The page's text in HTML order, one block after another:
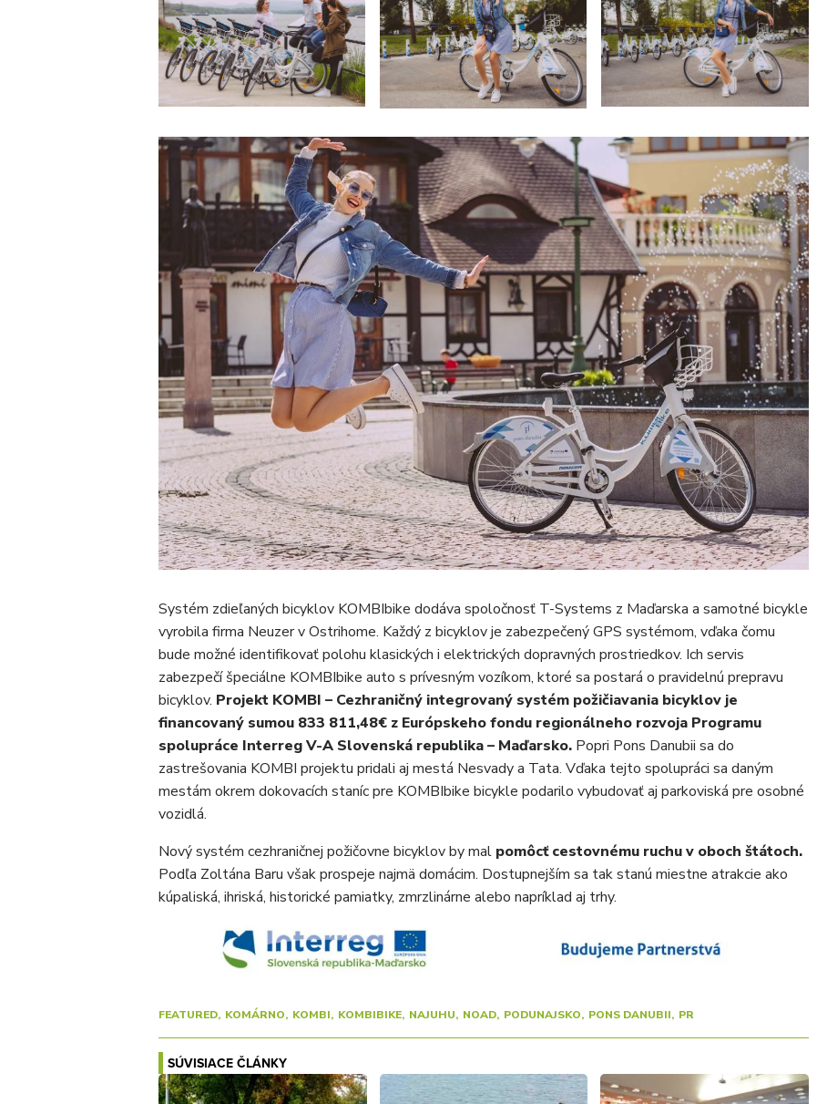
Systém zdieľaných bicyklov KOMBIbike dodáva spoločnosť T-Systems z Maďarska a samotné bicykle
vyrobila firma Neuzer v Ostrihome. Každý z bicyklov je zabezpečený GPS systémom, vďaka čomu
bude možné identifikovať polohu klasických i elektrických dopravných prostriedkov. Ich servis
zabezpečí špeciálne KOMBIbike auto s prívesným vozíkom, ktoré sa postará o pravidelnú prepravu
bicyklov. Projekt KOMBI – Cezhraničný integrovaný systém požičiavania bicyklov je
financovaný sumou 833 811,48€ z Európskeho fondu regionálneho rozvoja Programu
spolupráce Interreg V-A Slovenská republika – Maďarsko. Popri Pons Danubii sa do
zastrešovania KOMBI projektu pridali aj mestá Nesvady a Tata. Vďaka tejto spolupráci sa daným
mestám okrem dokovacích staníc pre KOMBIbike bicykle podarilo vybudovať aj parkoviská pre osobné
vozidlá.
Nový systém cezhraničnej požičovne bicyklov by mal pomôcť cestovnému ruchu v oboch štátoch.
Podľa Zoltána Baru však prospeje najmä domácim. Dostupnejším sa tak stanú miestne atrakcie ako
kúpaliská, ihriská, historické pamiatky, zmrzlinárne alebo napríklad aj trhy.
FEATURED KOMÁRNO KOMBI KOMBIBIKE NAJUHU NOAD PODUNAJSKO PONS DANUBII PR
SÚVISIACE ČLÁNKY